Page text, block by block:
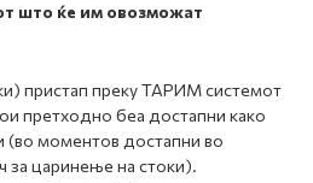
што ќе им овозможат
пристап преку ТАРИМ системот
претходно беа достапни како
(во моментов достапни во
за царинење на стоки).